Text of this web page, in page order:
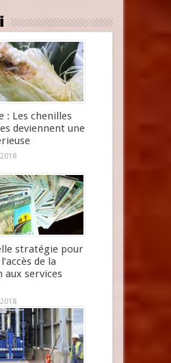
: Les chenilles
deviennent une
stratégie pour
de la
aux services